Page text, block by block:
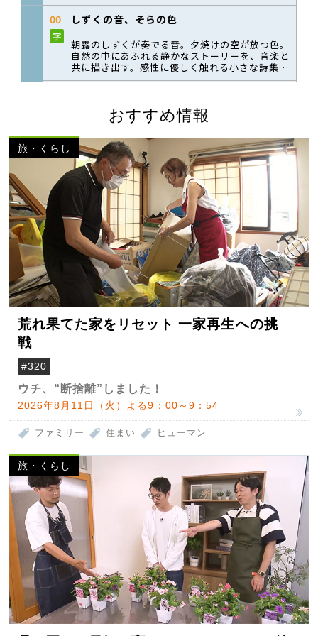
おすすめ情報
旅・くらし
荒れ果てた家をリセット 一家再生への挑
戦
#320
ウチ、“断捨離”しました！
2026年8月11日（火）よる9：00～9：54
ファミリー 住まい ヒューマン
旅・くらし